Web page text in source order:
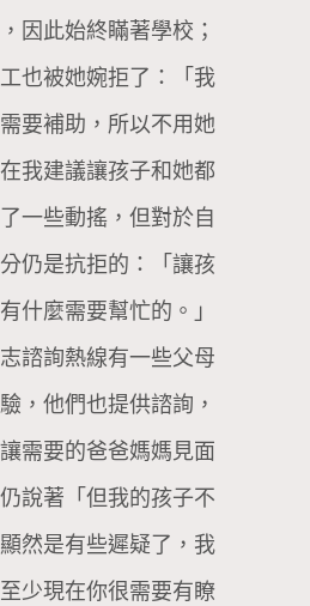
因此始終瞞著學校；
也被她婉拒了：「我
要補助，所以不用她
我建議讓孩子和她都
一些動搖，但對於自
仍是抗拒的：「讓孩
什麼需要幫忙的。」
諮詢熱線有一些父母
，他們也提供諮詢，
需要的爸爸媽媽見面
說著「但我的孩子不
然是有些遲疑了，我
少現在你很需要有瞭